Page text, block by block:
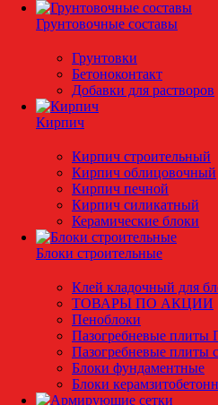
Грунтовочные составы
Грунтовки
Бетоноконтакт
Добавки для растворов
Кирпич
Кирпич строительный
Кирпич облицовочный
Кирпич печной
Кирпич силикатный
Керамические блоки
Блоки строительные
Клей кладочный для
ТОВАРЫ ПО АКЦИИ
Пеноблоки
Пазогребневые плиты
Пазогребневые плиты
Блоки фундаментные
Блоки